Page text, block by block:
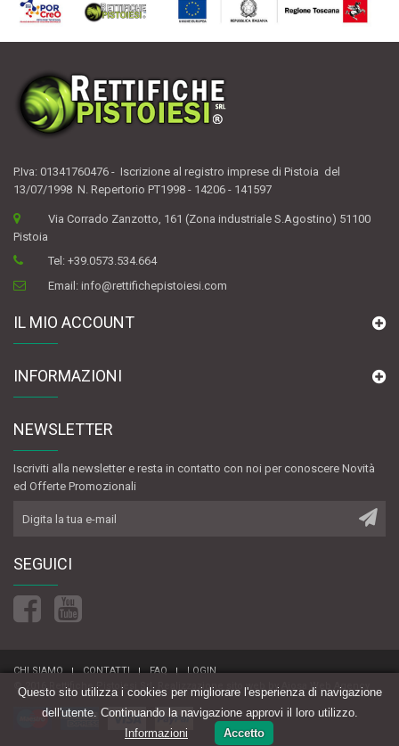
P.Iva: 01341760476 - Iscrizione al registro imprese di Pistoia del
13/07/1998 N. Repertorio PT1998 - 14206 - 141597
Via Corrado Zanzotto, 161 (Zona industriale S.Agostino) 51100
Pistoia
Tel:+39.0573.534.664
Email:info@rettifichepistoiesi.com
IL MIO ACCOUNT
INFORMAZIONI
NEWSLETTER
Iscriviti alla newsletter e resta in contatto con noi per conoscere Novità
ed Offerte Promozionali
SEGUICI
CHI SIAMO CONTATTI FAQ
LOGIN
© 2016 Rettifiche Pistoiesi Srl.
Realizzazione sito web by Aiosa Web Agency
Questo sito utilizza i cookies per migliorare l'esperienza di navigazione
dell'utente. Continuando la navigazione approvi il loro utilizzo.
Informazioni
Accetto